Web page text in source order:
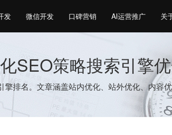
发 微信开发 口碑营销 AI运营推广 关
SEO策略搜索引擎
排名。文章涵盖站内优化、站外优化、内容